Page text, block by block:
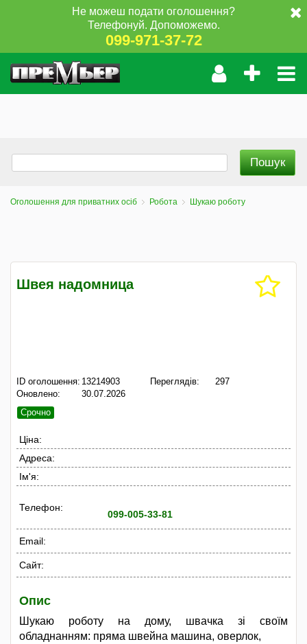
Не можеш подати оголошення?
Телефонуй. Допоможемо.
099-971-37-72
Оголошення для приватних осіб Робота Шукаю роботу
Швея надомница
ID оголошення: 13214903
Оновлено:
30.07.2026
Переглядів: 297
Срочно
Ціна:
Адреса:
Ім'я:
Телефон:
099-005-33-81
Email:
Сайт:
Опис
Шукаю роботу на дому, швачка зі своїм
обладнанням: пряма швейна машина, оверлок,